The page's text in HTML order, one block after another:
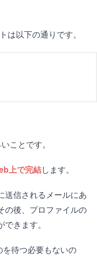
は以下の通りです。
ことです。
上で完結します。
送信されるメールにあ
の後、プロファイルの
きます。
待つ必要もないの